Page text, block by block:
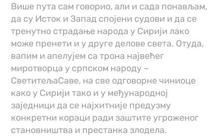
Више пута сам говорио, али и сада понављам,
да су Исток и Запад спојени судови и да се
тренутно страдање народа у Сирији лако
може пренети и у друге делове света. Отуда,
вапим и апелујем са трона највећег
миротворца у српском народу –
СветитељаСаве, на све одговорне чиниоце
како у Сирији тако и у међународној
заједници да се најхитније предузму
конкретни кораци ради заштите угроженог
становништва и престанка злодела.